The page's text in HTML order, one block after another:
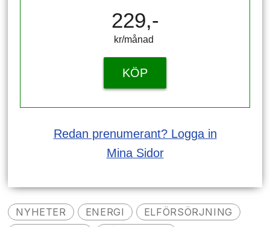
229,-
kr/månad ​​​​​​
KÖP
Redan prenumerant? Logga in
Mina Sidor
NYHETER ENERGI
ELFÖRSÖRJNING